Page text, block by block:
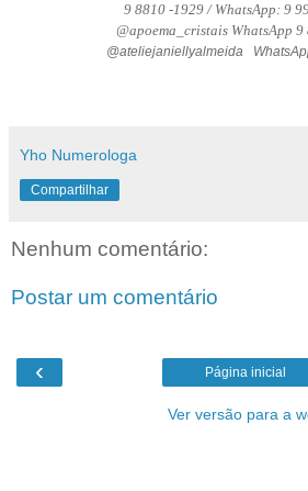
9 8810 -1929 / WhatsApp: 9
@apoema_cristais WhatsApp 9
@ateliejaniellyalmeida
Yho Numerologa
Compartilhar
Nenhum comentário:
Postar um comentário
‹ Página inicial
Ver versão para a